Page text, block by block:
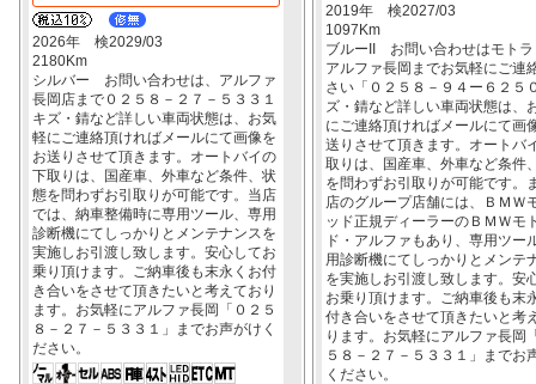
2026年 検2029/03
2180Km
シルバー お問い合わせは、アルファ
長岡店まで０２５８－２７－５３３１
キズ・錆など詳しい車両状態は、お気
軽にご連絡頂ければメールにて画像を
お送りさせて頂きます。オートバイの
下取りは、国産車、外車など条件、状
態を問わずお引取りが可能です。当店
では、納車整備時に専用ツール、専用
診断機にてしっかりとメンテナンスを
実施しお引渡し致します。安心してお
乗り頂けます。ご納車後も末永くお付
き合いをさせて頂きたいと考えており
ます。お気軽にアルファ長岡「０２５
８－２７－５３３１」までお声がけく
ださい。
2019年 検2027/03
1097Km
ブルーII お問い合わせはモトラ
アルファ長岡までお気軽にご連
さい「０２５８－９４ー６２５
ズ・錆など詳しい車両状態は、
にご連絡頂ければメールにて画
送りさせて頂きます。オートバ
取りは、国産車、外車など条件
を問わずお引取りが可能です。
店のグループ店舗には、ＢＭＷ
ッド正規ディーラーのＢＭＷモ
ド・アルファもあり、専用ツー
用診断機にてしっかりとメンテ
を実施しお引渡し致します。安
お乗り頂けます。ご納車後も末
付き合いをさせて頂きたいと考
ります。お気軽にアルファ長岡
５８－２７－５３３１」までお
ください。